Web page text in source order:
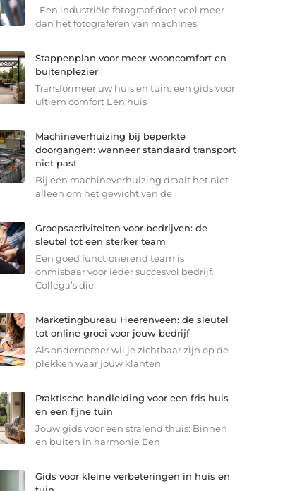
Een industriële fotograaf doet veel meer
dan het fotograferen van machines,
Stappenplan voor meer wooncomfort en
buitenplezier
Transformeer uw huis en tuin: een gids voor
ultiem comfort Een huis
Machineverhuizing bij beperkte
doorgangen: wanneer standaard transport
niet past
Bij een machineverhuizing draait het niet
alleen om het gewicht van de
Groepsactiviteiten voor bedrijven: de
sleutel tot een sterker team
Een goed functionerend team is
onmisbaar voor ieder succesvol bedrijf.
Collega’s die
Marketingbureau Heerenveen: de sleutel
tot online groei voor jouw bedrijf
Als ondernemer wil je zichtbaar zijn op de
plekken waar jouw klanten
Praktische handleiding voor een fris huis
en een fijne tuin
Jouw gids voor een stralend thuis: Binnen
en buiten in harmonie Een
Gids voor kleine verbeteringen in huis en